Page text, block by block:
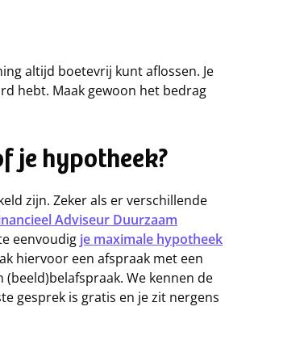
altijd boetevrij kunt aflossen. Je
hebt. Maak gewoon het bedrag
je hypotheek?
zijn. Zeker als er verschillende
Adviseur Duurzaam
eenvoudig je maximale hypotheek
hiervoor een afspraak met een
We kennen de
gesprek is gratis en je zit nergens